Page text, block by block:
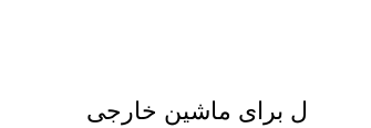
برای ماشین خارجی